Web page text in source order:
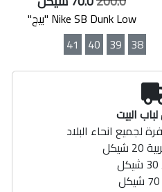
Nike SB Dunk Low "بيج"
38
39
40
41
البيت
لجميع انحاء البلاد